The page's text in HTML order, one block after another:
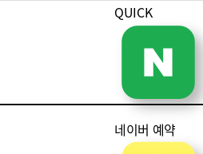
QUICK
네이버 예약